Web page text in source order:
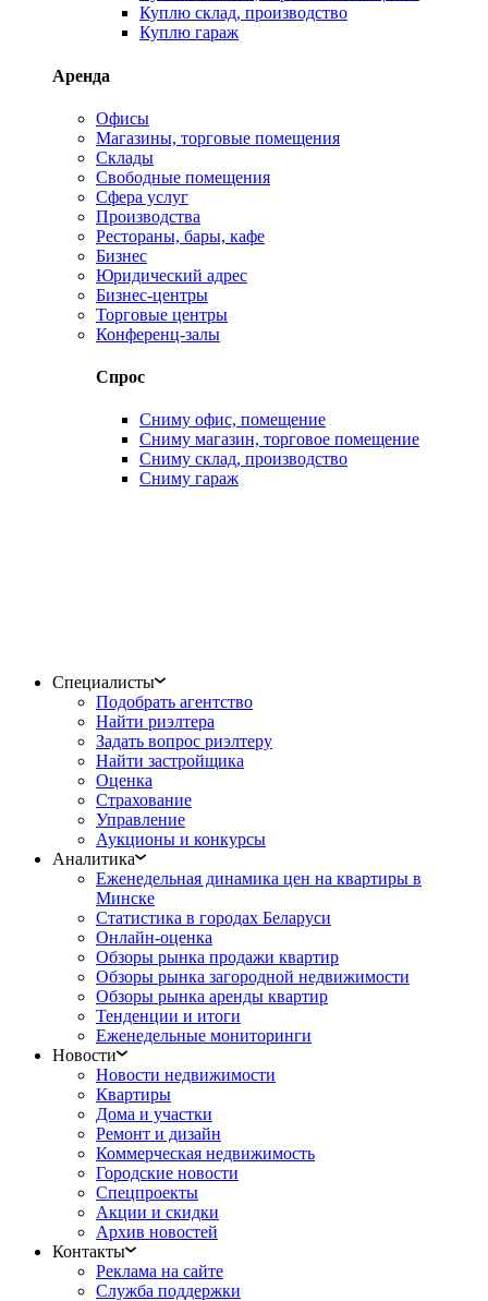
Куплю склад, производство
Куплю гараж
Аренда
Офисы
Магазины, торговые помещения
Склады
Свободные помещения
Сфера услуг
Производства
Рестораны, бары, кафе
Бизнес
Юридический адрес
Бизнес-центры
Торговые центры
Конференц-залы
Спрос
Сниму офис, помещение
Сниму магазин, торговое помещение
Сниму склад, производство
Сниму гараж
Специалисты
Подобрать агентство
Найти риэлтера
Задать вопрос риэлтеру
Найти застройщика
Оценка
Страхование
Управление
Аукционы и конкурсы
Аналитика
Еженедельная динамика цен на квартиры в
Минске
Статистика в городах Беларуси
Онлайн-оценка
Обзоры рынка продажи квартир
Обзоры рынка загородной недвижимости
Обзоры рынка аренды квартир
Тенденции и итоги
Еженедельные мониторинги
Новости
Новости недвижимости
Квартиры
Дома и участки
Ремонт и дизайн
Коммерческая недвижимость
Городские новости
Спецпроекты
Акции и скидки
Архив новостей
Контакты
Реклама на сайте
Служба поддержки